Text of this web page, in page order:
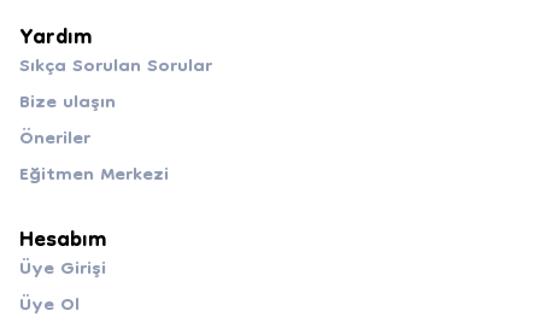
Yardım
Sıkça Sorulan Sorular
Bize ulaşın
Öneriler
Eğitmen Merkezi
Hesabım
Üye Girişi
Üye Ol